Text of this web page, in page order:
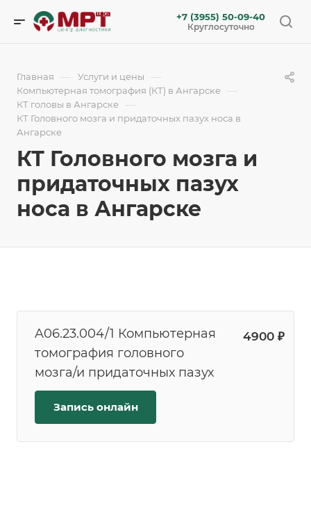
+7 (3955) 50-09-40
Круглосуточно
Главная — Услуги и цены —
Компьютерная томография (КТ) в Ангарске —
КТ головы в Ангарске —
КТ Головного мозга и придаточных пазух носа в
Ангарске
КТ Головного мозга и
придаточных пазух
носа в Ангарске
A06.23.004/1 Компьютерная
томография головного
мозга/и придаточных пазух
4900 ₽
Запись онлайн